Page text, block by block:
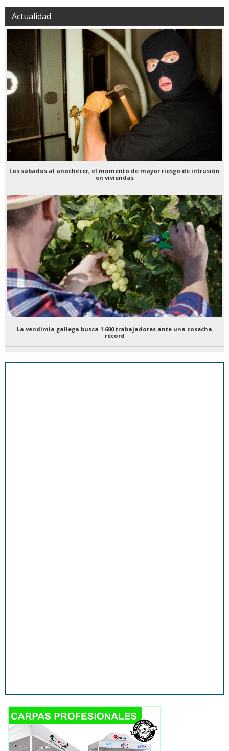
Actualidad
Los sábados al anochecer, el momento de mayor riesgo de intrusión
en viviendas
La vendimia gallega busca 1.600 trabajadores ante una cosecha
récord